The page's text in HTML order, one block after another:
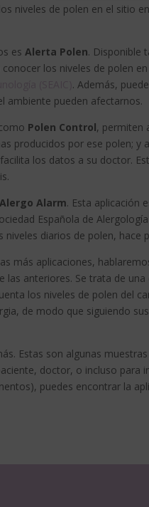
niveles de polen en el sitio
esAlerta Polen. Disponible
los niveles de polen
. Además,
ambiente pueden afectarnos.
Polen Control, permiten
producidos por ese polen;
los datos a su doctor.
Alergo Alarm. Esta aplicación
Española de
diarios de polen, hace
más aplicaciones,
las anteriores. Se trata de
los niveles de polen del
de modo que siguiendo
Estas son algunas
doctor, o incluso
puedes encontrar la